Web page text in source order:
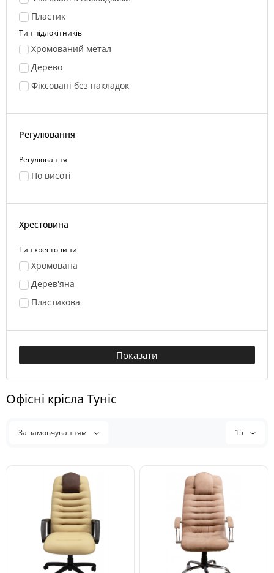
Пластик
Тип підлокітників
Хромований метал
Дерево
Фіксовані без накладок
Регулювання
Регулювання
По висоті
Хрестовина
Тип хрестовини
Хромована
Дерев'яна
Пластикова
Показати
Офісні крісла Туніс
За замовчуванням 15